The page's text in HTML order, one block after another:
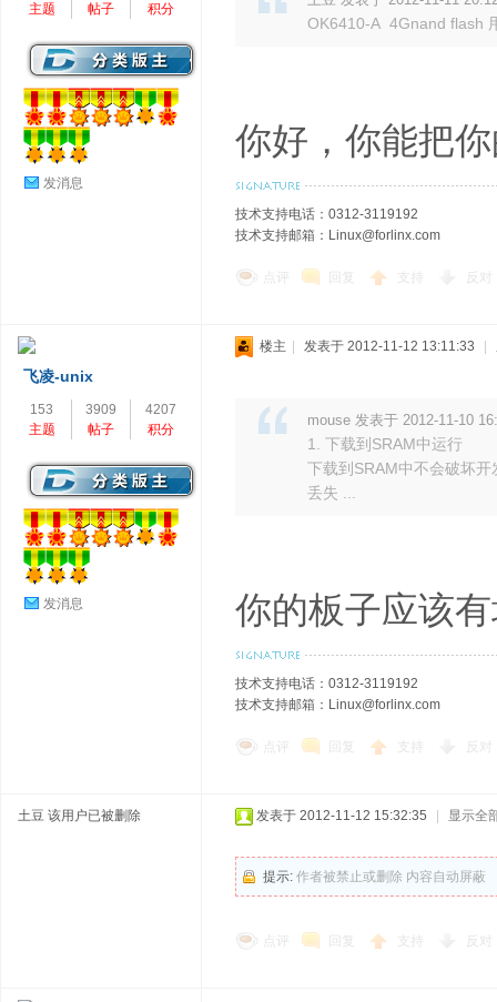
主题
帖子
积分
发消息
OK6410-A 4Gnand flash
你好，你能把
技术支持电话：0312-3119192
技术支持邮箱：Linux@forlinx.com
点评 回复 支持 反对
飞凌-unix
153
主题
3909
帖子
4207
积分
发消息
楼主 发表于 2012-11-12 13:11:33
mouse 发表于 2012-11-10
1. 下载到SRAM中运行
下载到SRAM中不会破坏
丢失 ...
你的板子应该
技术支持电话：0312-3119192
技术支持邮箱：Linux@forlinx.com
点评 回复 支持 反对
土豆 该用户已被删除 发表于 2012-11-12 15:32:35 显示全
提示: 作者被禁止或删除 内容自动屏蔽
点评 回复 支持 反对